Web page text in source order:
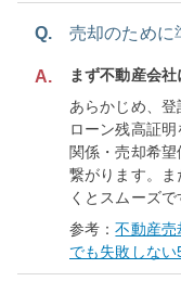
Q. 売却のために
A.
まず不動産会社
あらかじめ、登
ローン残高証
関係・売却希
繋がります。
くとスムーズで
参考：不動産売
でも失敗しな